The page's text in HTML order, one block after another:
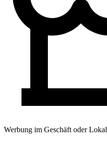
Werbung im Geschäft oder Lokal